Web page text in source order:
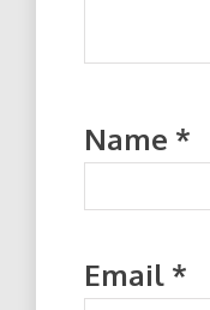
Name *
Email *